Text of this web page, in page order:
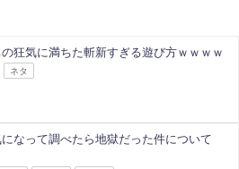
狂気に満ちた斬新すぎる遊び方ｗｗｗｗ
ネタ
なって調べたら地獄だった件について